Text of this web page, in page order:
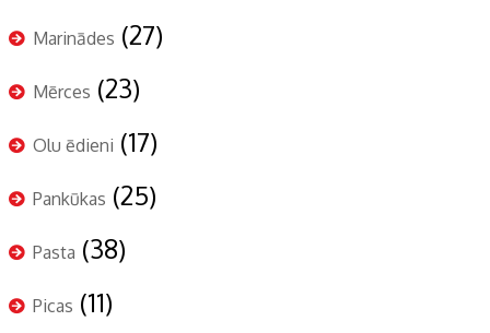
Marinādes (27)
Mērces (23)
Olu ēdieni (17)
Pankūkas (25)
Pasta (38)
Picas (11)